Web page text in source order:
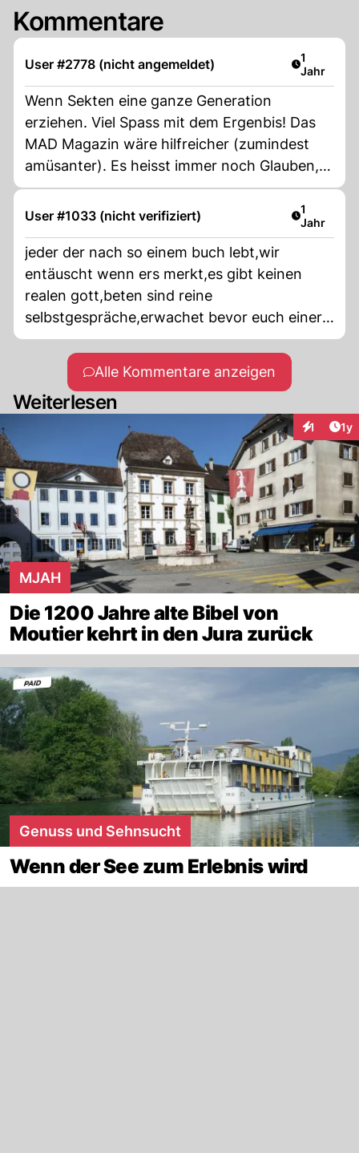
Kommentare
User #2778 (nicht angemeldet) Artikel
1
Jahr
Wenn Sekten eine ganze Generation
erziehen. Viel Spass mit dem Ergenbis! Das
MAD Magazin wäre hilfreicher (zumindest
amüsanter). Es heisst immer noch Glauben,
und nicht müssen!
User #1033 (nicht verifiziert) Artikel
1
Jahr
jeder der nach so einem buch lebt,wir
entäuscht wenn ers merkt,es gibt keinen
realen gott,beten sind reine
selbstgespräche,erwachet bevor euch einer
lenkt,der aber geld wie heu verdient,in USA
hats biele solche prediger
Alle Kommentare anzeigen
Weiterlesen
1 1y
MJAH
Die 1200 Jahre alte Bibel von
Moutier kehrt in den Jura zurück
Genuss und Sehnsucht
Wenn der See zum Erlebnis wird